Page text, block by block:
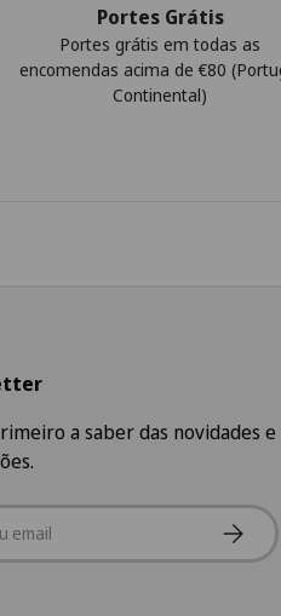
Portes Grátis
Portes grátis em todas as
encomendas acima de €80
Continental)
a saber das novidades e